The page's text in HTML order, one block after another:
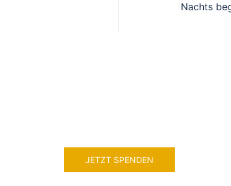
Nachts
JETZT SPENDEN